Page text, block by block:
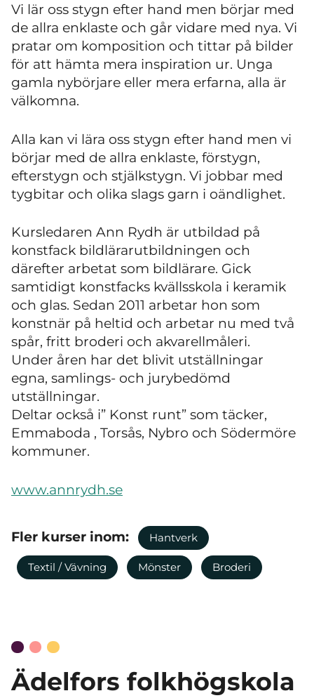
Vi lär oss stygn efter hand men börjar med
de allra enklaste och går vidare med nya. Vi
pratar om komposition och tittar på bilder
för att hämta mera inspiration ur. Unga
gamla nybörjare eller mera erfarna, alla är
välkomna.
Alla kan vi lära oss stygn efter hand men vi
börjar med de allra enklaste, förstygn,
efterstygn och stjälkstygn. Vi jobbar med
tygbitar och olika slags garn i oändlighet.
Kursledaren Ann Rydh är utbildad på
konstfack bildlärarutbildningen och
därefter arbetat som bildlärare. Gick
samtidigt konstfacks kvällsskola i keramik
och glas. Sedan 2011 arbetar hon som
konstnär på heltid och arbetar nu med två
spår, fritt broderi och akvarellmåleri.
Under åren har det blivit utställningar
egna, samlings- och jurybedömd
utställningar.
Deltar också i” Konst runt” som täcker,
Emmaboda , Torsås, Nybro och Södermöre
kommuner.
www.annrydh.se
Fler kurser inom: Hantverk
Textil / Vävning Mönster Broderi
Ädelfors folkhögskola